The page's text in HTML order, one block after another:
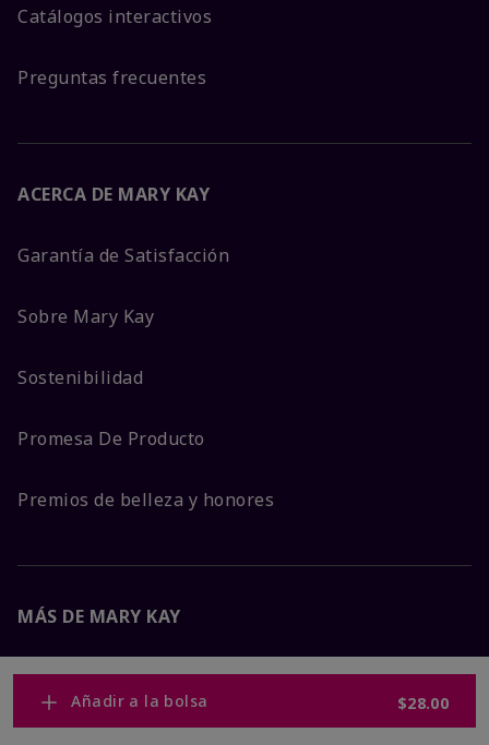
Añadir a la bolsa $28.00
Catálogos interactivos
Preguntas frecuentes
ACERCA DE MARY KAY
Garantía de Satisfacción
Sobre Mary Kay
Sostenibilidad
Promesa De Producto
Premios de belleza y honores
MÁS DE MARY KAY
Carreras Corporativas